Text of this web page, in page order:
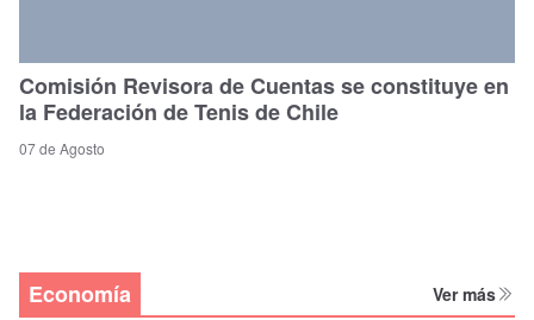
Comisión Revisora de Cuentas se constituye en
la Federación de Tenis de Chile
07 de Agosto
Economía Ver más